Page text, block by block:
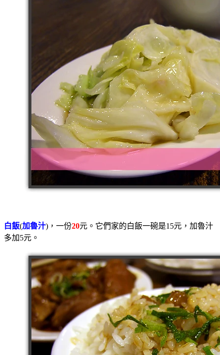
白飯(加魯汁)，一份20元。它們家的白飯一碗是15元，加魯汁
多加5元。